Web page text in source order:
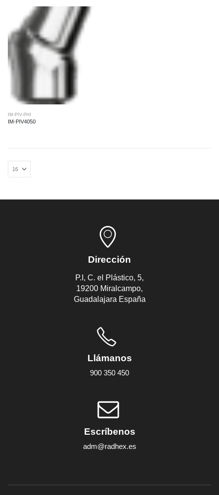
IM-PIV-PHI
IM-PIV4050
Dirección
P.I, C. el Plástico, 5,
19200 Miralcampo,
Guadalajara España
Llámanos
900 350 450
Escríbenos
adm@radhex.es